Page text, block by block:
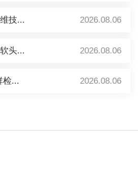
技... 2026.08.06
头... 2026.08.06
检... 2026.08.06